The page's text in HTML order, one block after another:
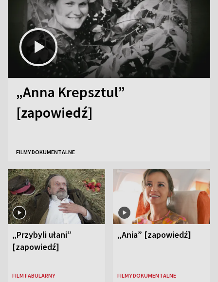
„Anna Krepsztul”
[zapowiedź]
FILMY DOKUMENTALNE
„Przybyli ułani”
[zapowiedź]
FILM FABULARNY
„Ania” [zapowiedź]
FILMY DOKUMENTALNE